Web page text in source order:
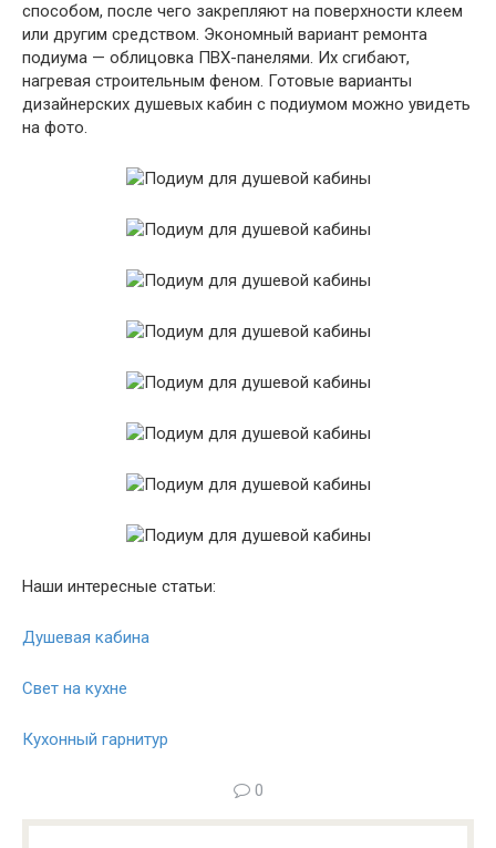
способом, после чего закрепляют на поверхности клеем
или другим средством. Экономный вариант ремонта
подиума — облицовка ПВХ-панелями. Их сгибают,
нагревая строительным феном. Готовые варианты
дизайнерских душевых кабин с подиумом можно увидеть
на фото.
Наши интересные статьи:
Душевая кабина
Свет на кухне
Кухонный гарнитур
0